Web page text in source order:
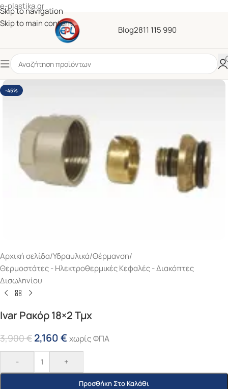
e-plastika.gr
Skip to navigation
Skip to main content
Blog2811 115 990
-45%
Αρχική σελίδα/Υδραυλικά/Θέρμανση/
Θερμοστάτες - Ηλεκτροθερμικές Κεφαλές - Διακόπτες
Δισωληνίου
Ivar Ρακόρ 18×2 Τμχ
3,900€ 2,160€ χωρίς ΦΠΑ
- +
Προσθήκη Στο Καλάθι